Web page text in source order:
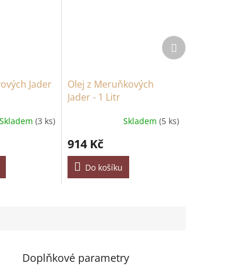
Jader
Skladem(3 ks)
Olej z Meruňkových
Jader - 1 Litr
Skladem (5 ks)
914 Kč
Do košíku
Další
produkt
Doplňkové parametry